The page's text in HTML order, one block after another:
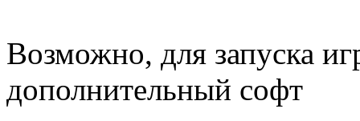
Возможно, для запуска
дополнительный софт